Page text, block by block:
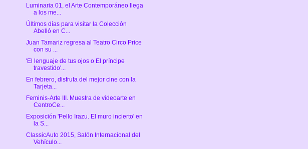
Luminaria 01, el Arte Contemporáneo llega
a los me...
Últimos días para visitar la Colección
Abelló en C...
Juan Tamariz regresa al Teatro Circo Price
con su ...
'El lenguaje de tus ojos o El príncipe
travestido'...
En febrero, disfruta del mejor cine con la
Tarjeta...
Feminis-Arte III. Muestra de videoarte en
CentroCe...
Exposición 'Pello Irazu. El muro incierto' en
la S...
ClassicAuto 2015, Salón Internacional del
Vehículo...